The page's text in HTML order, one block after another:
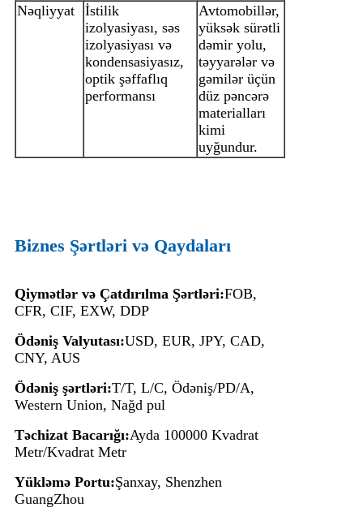
Nəqliyyat
İstilik
izolyasiyası, səs
izolyasiyası və
kondensasiyasız,
optik şəffaflıq
performansı
Avtomobillər,
yüksək sürətli
dəmir yolu,
təyyarələr və
gəmilər üçün
düz pəncərə
materialları
kimi
uyğundur.
Biznes Şərtləri və Qaydaları
Qiymətlər və Çatdırılma Şərtləri:FOB,
CFR, CIF, EXW, DDP
Ödəniş Valyutası:USD, EUR, JPY, CAD,
CNY, AUS
Ödəniş şərtləri:T/T, L/C, Ödəniş/PD/A,
Western Union, Nağd pul
Təchizat Bacarığı:Ayda 100000 Kvadrat
Metr/Kvadrat Metr
Yükləmə Portu:Şanxay, Shenzhen
GuangZhou